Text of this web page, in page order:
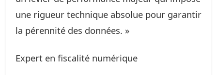
une rigueur technique absolue pour garantir
la pérennité des données. »
Expert en fiscalité numérique